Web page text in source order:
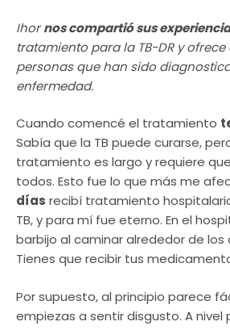
Ihornos compartió sus
tratamiento para la TB-DR y
personas que han sido
enfermedad.
Cuando comencé el tratamiento
Sabía que la TB puede curarse,
tratamiento es largo y requiere
todos. Esto fue lo que más me
días recibí tratamiento
TB, y para mí fue eterno. En el
barbijo al caminar alrededor de
Tienes que recibir tus
Por supuesto, al principio parece
empiezas a sentir disgusto. A nivel